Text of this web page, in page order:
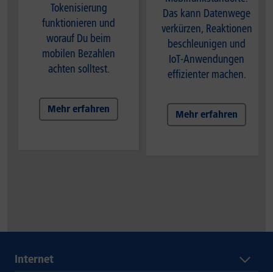
Tokenisierung
funktionieren und
worauf Du beim
mobilen Bezahlen
achten solltest.
Mehr erfahren
Das kann Datenwege
verkürzen, Reaktionen
beschleunigen und
IoT-Anwendungen
effizienter machen.
Mehr erfahren
Internet